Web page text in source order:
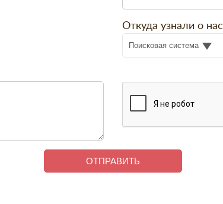
Откуда узнали о нас
Поисковая система